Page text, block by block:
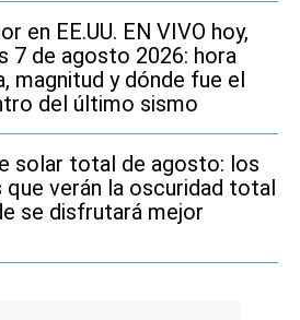
en EE.UU. EN VIVO hoy,
7 de agosto 2026: hora
magnitud y dónde fue el
del último sismo
solar total de agosto: los
que verán la oscuridad total
se disfrutará mejor